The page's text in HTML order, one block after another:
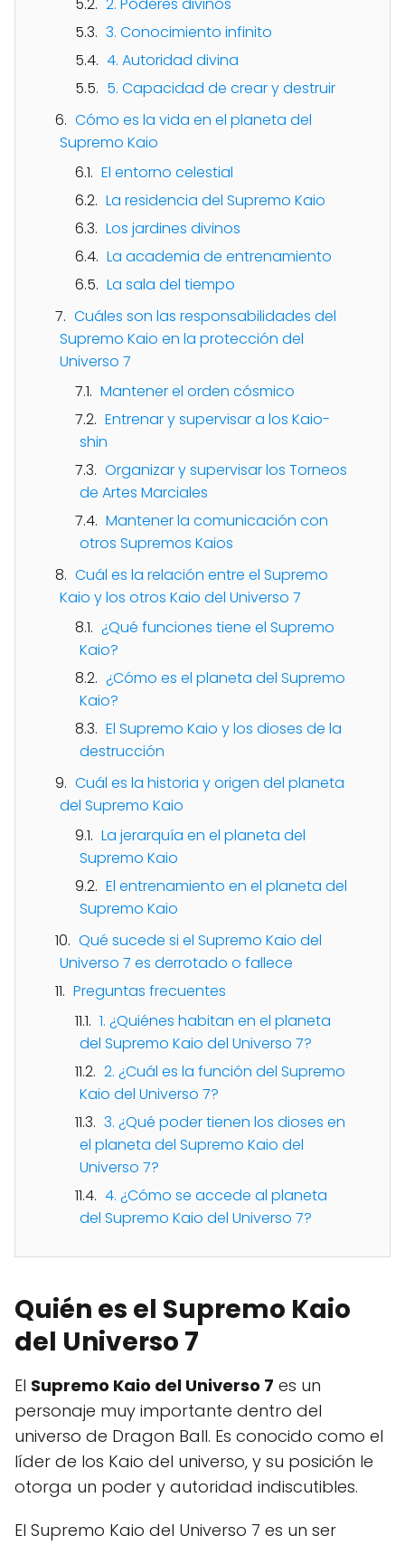
3. Conocimiento infinito
4. Autoridad divina
5. Capacidad de crear y destruir
Cómo es la vida en el planeta del
Supremo Kaio
El entorno celestial
La residencia del Supremo Kaio
Los jardines divinos
La academia de entrenamiento
La sala del tiempo
Cuáles son las responsabilidades del
Supremo Kaio en la protección del
Universo 7
Mantener el orden cósmico
Entrenar y supervisar a los Kaio-
shin
Organizar y supervisar los Torneos
de Artes Marciales
Mantener la comunicación con
otros Supremos Kaios
Cuál es la relación entre el Supremo
Kaio y los otros Kaio del Universo 7
¿Qué funciones tiene el Supremo
Kaio?
¿Cómo es el planeta del Supremo
Kaio?
El Supremo Kaio y los dioses de la
destrucción
Cuál es la historia y origen del planeta
del Supremo Kaio
La jerarquía en el planeta del
Supremo Kaio
El entrenamiento en el planeta del
Supremo Kaio
Qué sucede si el Supremo Kaio del
Universo 7 es derrotado o fallece
Preguntas frecuentes
1. ¿Quiénes habitan en el planeta
del Supremo Kaio del Universo 7?
2. ¿Cuál es la función del Supremo
Kaio del Universo 7?
3. ¿Qué poder tienen los dioses en
el planeta del Supremo Kaio del
Universo 7?
4. ¿Cómo se accede al planeta
del Supremo Kaio del Universo 7?
Quién es el Supremo Kaio
del Universo 7
El Supremo Kaio del Universo 7 es un
personaje muy importante dentro del
universo de Dragon Ball. Es conocido como el
líder de los Kaio del universo, y su posición le
otorga un poder y autoridad indiscutibles.
El Supremo Kaio del Universo 7 es un ser